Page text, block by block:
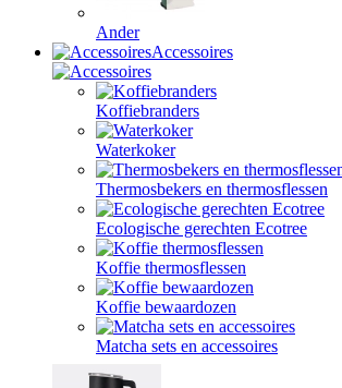
Ander
Accessoires
Koffiebranders
Waterkoker
Thermosbekers en thermosflessen
Ecologische gerechten Ecotree
Koffie thermosflessen
Koffie bewaardozen
Matcha sets en accessoires